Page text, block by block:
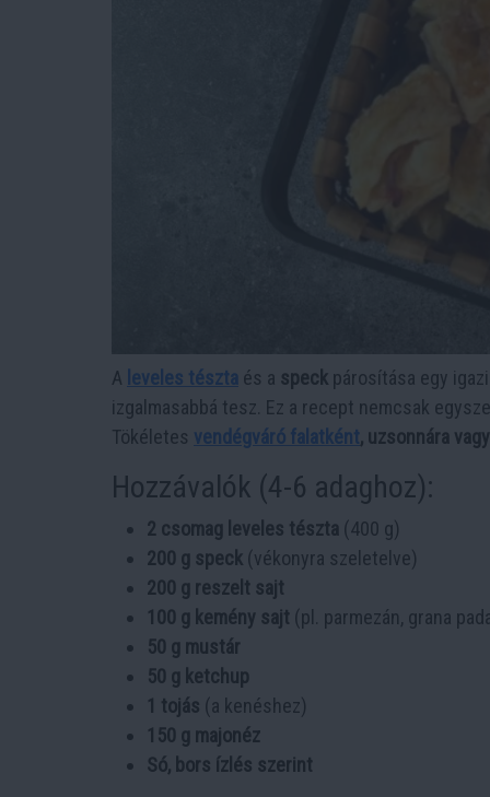
A leveles tészta és a speck párosítása egy
izgalmasabbá tesz. Ez a recept nemcsak
Tökéletes vendégváró falatként, uzsonnára
Hozzávalók (4-6 adaghoz):
2 csomag leveles tészta (400 g)
200 g speck (vékonyra szeletelve)
200 g reszelt sajt
100 g kemény sajt (pl. parmezán, grana
50 g mustár
50 g ketchup
1 tojás (a kenéshez)
150 g majonéz
Só, bors ízlés szerint